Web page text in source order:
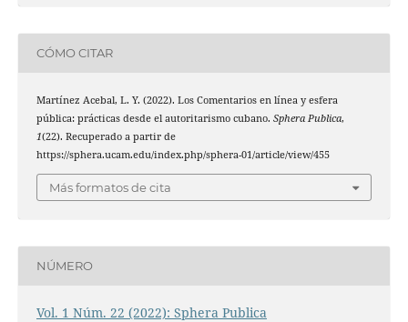
CÓMO CITAR
Martínez Acebal, L. Y. (2022). Los Comentarios en línea y esfera
pública: prácticas desde el autoritarismo cubano. Sphera Publica,
1(22). Recuperado a partir de
https://sphera.ucam.edu/index.php/sphera-01/article/view/455
Más formatos de cita
NÚMERO
Vol. 1 Núm. 22 (2022): Sphera Publica